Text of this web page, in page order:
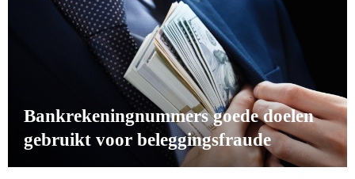
Bankrekeningnummers goede doelen
gebruikt voor beleggingsfraude